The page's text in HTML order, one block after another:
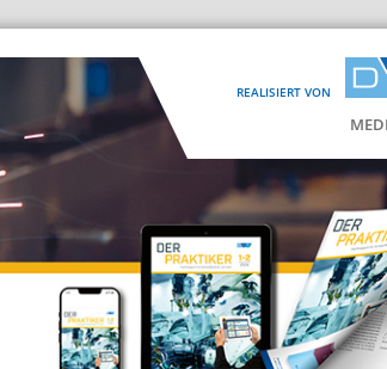
REALISIERT VON